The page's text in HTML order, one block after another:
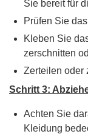
Sie bereit für
Prüfen Sie
Kleben Sie
zerschnitten
Zerteilen oder
Schritt 3:
Achten Sie
Kleidung